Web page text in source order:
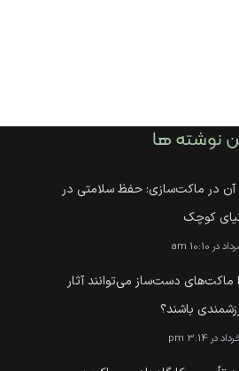
نوشته ها
آن در ماکت‌سازی: حفظ سلامتی در
کوچک
ماکت‌های دست‌ساز می‌توانند آثار
باشند؟